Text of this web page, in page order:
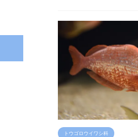
トウゴロウイワシ科